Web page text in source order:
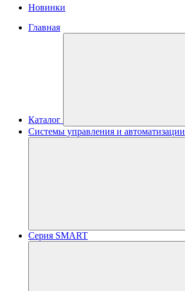
Новинки
Главная
Каталог
Системы управления и автоматизации
Серия SMART